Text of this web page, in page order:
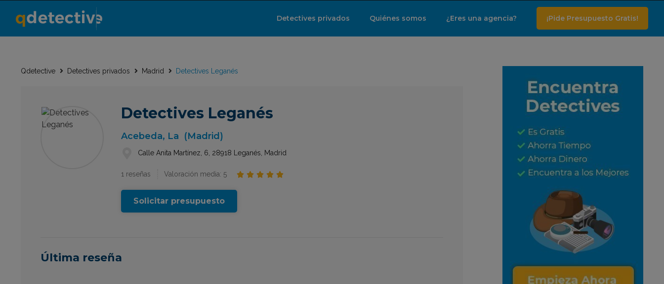
Detectives privados Quiénes somos ¿Eres una agencia? ¡Pide Presupuesto Gratis!
Qdetective Detectives privados Madrid Detectives Leganés
Detectives Leganés
Acebeda, La (Madrid)
Calle Anita Martínez, 6, 28918 Leganés, Madrid
1 reseñas Valoración media: 5     
Solicitar presupuesto
Última reseña